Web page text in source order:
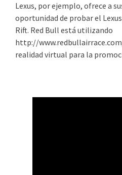
Lexus, por ejemplo, ofrece a
oportunidad de probar el
Rift. Red Bull está utilizando
http://
realidad virtual para la